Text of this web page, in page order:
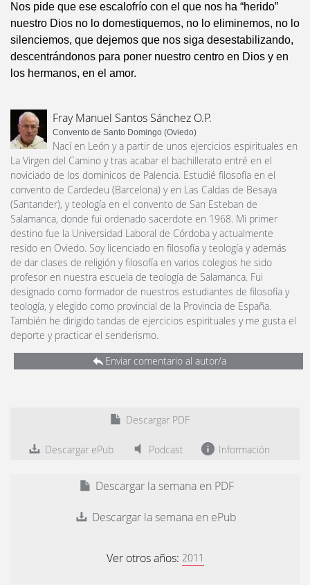
Nos pide que ese escalofrío con el que nos ha “herido”
nuestro Dios no lo domestiquemos, no lo eliminemos, no lo
silenciemos, que dejemos que nos siga desestabilizando,
descentrándonos para poner nuestro centro en Dios y en
los hermanos, en el amor.
Fray Manuel Santos Sánchez O.P.
Convento de Santo Domingo (Oviedo)
Nací en León y a partir de unos ejercicios espirituales en
La Virgen del Camino y tras acabar el bachillerato entré en el
noviciado de los dominicos de Palencia. Estudié filosofía en el
convento de Cardedeu (Barcelona) y en Las Caldas de Besaya
(Santander), y teología en el convento de San Esteban de
Salamanca, donde fui ordenado sacerdote en 1968. Mi primer
destino fue la Universidad Laboral de Córdoba y actualmente
resido en Oviedo. Soy licenciado en filosofía y teología y además
de dar clases de religión y filosofía en varios colegios he sido
profesor en nuestra escuela de teología de Salamanca. Fui
designado como formador de nuestros estudiantes de filosofía y
teología, y elegido como provincial de la Provincia de España.
También he dirigido tandas de ejercicios espirituales y me gusta el
deporte y practicar el senderismo.
Enviar comentario al autor/a
Descargar PDF
Descargar ePub Podcast Información
Descargar la semana en PDF
Descargar la semana en ePub
Ver otros años: 2011